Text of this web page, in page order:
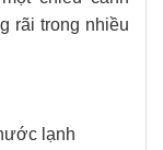
rãi trong nhiều
lạnh